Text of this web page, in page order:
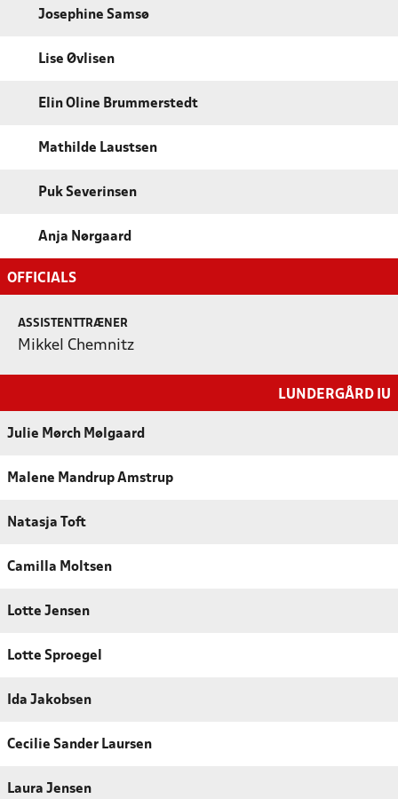
Josephine Samsø
Lise Øvlisen
Elin Oline Brummerstedt
Mathilde Laustsen
Puk Severinsen
Anja Nørgaard
OFFICIALS
ASSISTENTTRÆNER
Mikkel Chemnitz
LUNDERGÅRD IU
Julie Mørch Mølgaard
Malene Mandrup Amstrup
Natasja Toft
Camilla Moltsen
Lotte Jensen
Lotte Sproegel
Ida Jakobsen
Cecilie Sander Laursen
Laura Jensen